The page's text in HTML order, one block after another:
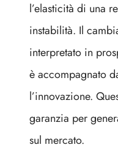
l’elasticità di una
instabilità. Il
interpretato in
è accompagnato
l’innovazione.
garanzia per
sul mercato.